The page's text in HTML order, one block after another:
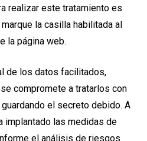
realizar este tratamiento es
la casilla habilitada al
la página web.
de los datos facilitados,
se compromete a tratarlos con
el secreto debido. A
implantado las medidas de
el análisis de riesgos